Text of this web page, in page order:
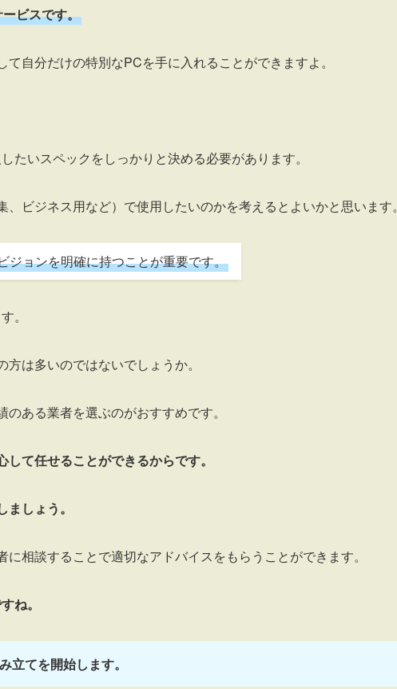
ビスです。
自分だけの特別なPCを手に入れることができますよ。
たいスペックをしっかりと決める必要があります。
ビジネス用など）で使用したいのかを考えるとよいかと思います。
ジョンを明確に持つことが重要です。
。
は多いのではないでしょうか。
ある業者を選ぶのがおすすめです。
て任せることができるからです。
しょう。
相談することで適切なアドバイスをもらうことができます。
ね。
立てを開始します。